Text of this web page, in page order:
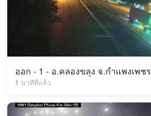
ออก - 1 - อ.คลองขลุง จ.กำแพงเพชร
1 นาทีที่แล้ว